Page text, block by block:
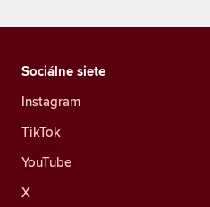
Sociálne siete
Instagram
TikTok
YouTube
X